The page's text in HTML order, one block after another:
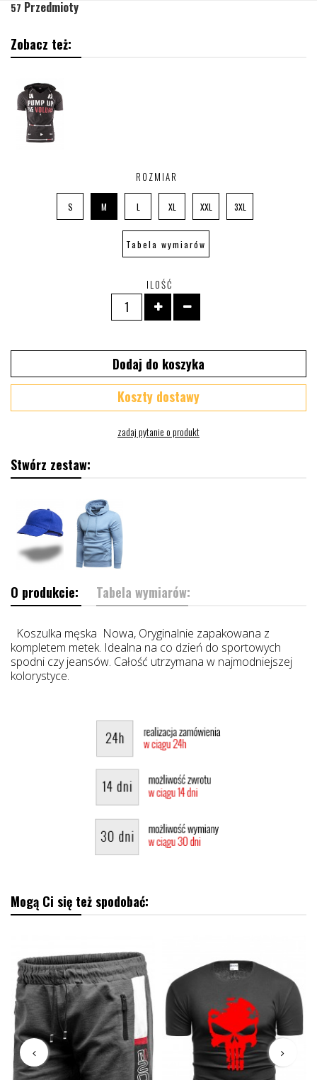
57 Przedmioty
Zobacz też:
ROZMIAR
S M L XL XXL 3XL
Tabela wymiarów
ILOŚĆ
Dodaj do koszyka
Koszty dostawy
Stwórz zestaw:
O produkcie: Tabela wymiarów:
Koszulka męska Nowa, Oryginalnie zapakowana z
kompletem metek. Idealna na co dzień do sportowych
spodni czy jeansów. Całość utrzymana w najmodniejszej
kolorystyce.
Mogą Ci się też spodobać: